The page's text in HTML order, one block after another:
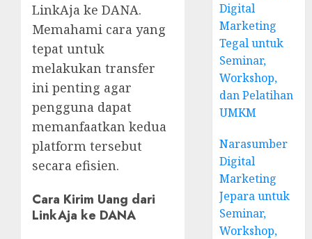
LinkAja ke DANA.
Memahami cara yang
tepat untuk
melakukan transfer
ini penting agar
pengguna dapat
memanfaatkan kedua
platform tersebut
secara efisien.
Cara Kirim Uang dari
LinkAja ke DANA
Digital
Marketing
Tegal untuk
Seminar,
Workshop,
dan Pelatihan
UMKM
Narasumber
Digital
Marketing
Jepara untuk
Seminar,
Workshop,